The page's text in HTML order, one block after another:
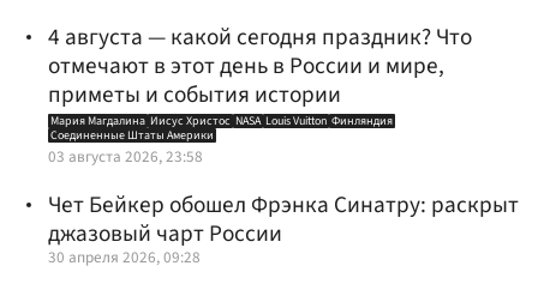
4 августа — какой сегодня праздник? Что
отмечают в этот день в России и мире,
приметы и события истории
Мария Магдалина Иисус Христос NASA Louis Vuitton Финляндия
Соединенные Штаты Америки
03 августа 2026, 23:58
Чет Бейкер обошел Фрэнка Синатру: раскрыт
джазовый чарт России
30 апреля 2026, 09:28